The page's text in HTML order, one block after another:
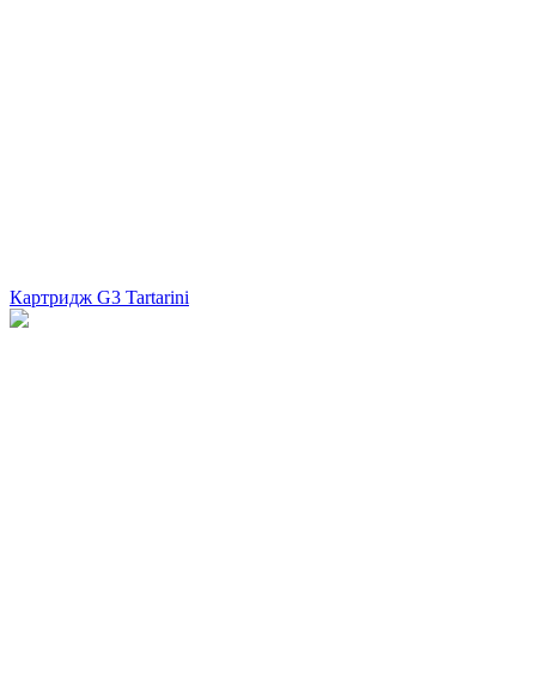
Картридж G3 Tartarini